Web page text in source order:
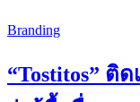
Branding
“Tostitos” ติ